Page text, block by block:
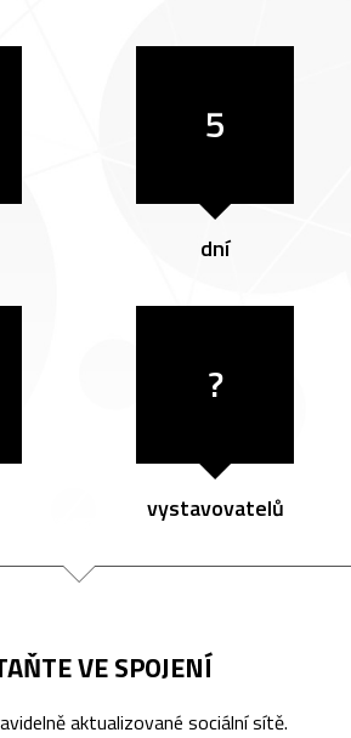
5
dní
?
vystavovatelů
VE SPOJENÍ
aktualizované sociální sítě.